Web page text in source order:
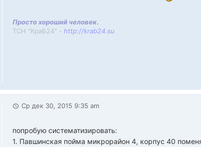
Просто хороший человек.
ТСН "КраБ24" - http://krab24.su
Ср дек 30, 2015 9:35 am
попробую систематизировать:
1. Павшинская пойма микрорайон 4, корпус 40